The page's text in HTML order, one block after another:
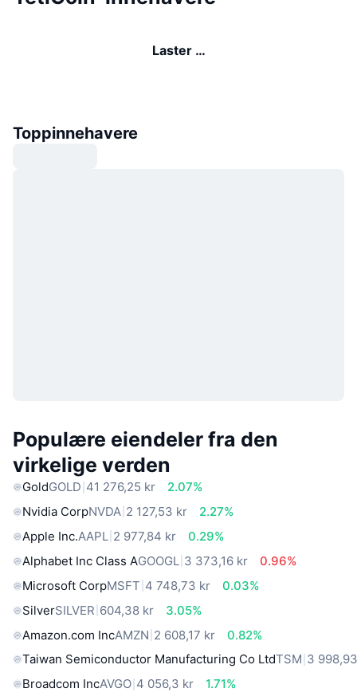
Laster …
Toppinnehavere
Populære eiendeler fra den
virkelige verden
GoldGOLD 41 276,25 kr
2.07%
Nvidia CorpNVDA 2 127,53 kr
2.27%
Apple Inc.AAPL 2 977,84 kr
0.29%
Alphabet Inc Class AGOOGL 3 373,16 kr
0.96%
Microsoft CorpMSFT 4 748,73 kr
0.03%
SilverSILVER 604,38 kr
3.05%
Amazon.com IncAMZN 2 608,17 kr
0.82%
Taiwan Semiconductor Manufacturing Co LtdTSM 3
Broadcom IncAVGO 4 056,3 kr
1.71%